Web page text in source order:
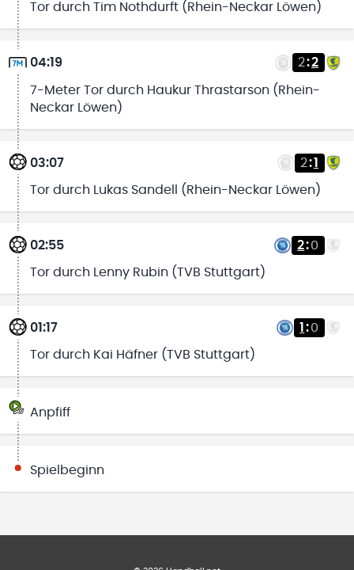
Tor durch Tim Nothdurft (Rhein-Neckar Löwen)
04:19 2:2
7-Meter Tor durch Haukur Thrastarson (Rhein-
Neckar Löwen)
03:07 2:1
Tor durch Lukas Sandell (Rhein-Neckar Löwen)
02:55 2:0
Tor durch Lenny Rubin (TVB Stuttgart)
01:17 1 :0
Tor durch Kai Häfner (TVB Stuttgart)
Anpfiff
Spielbeginn